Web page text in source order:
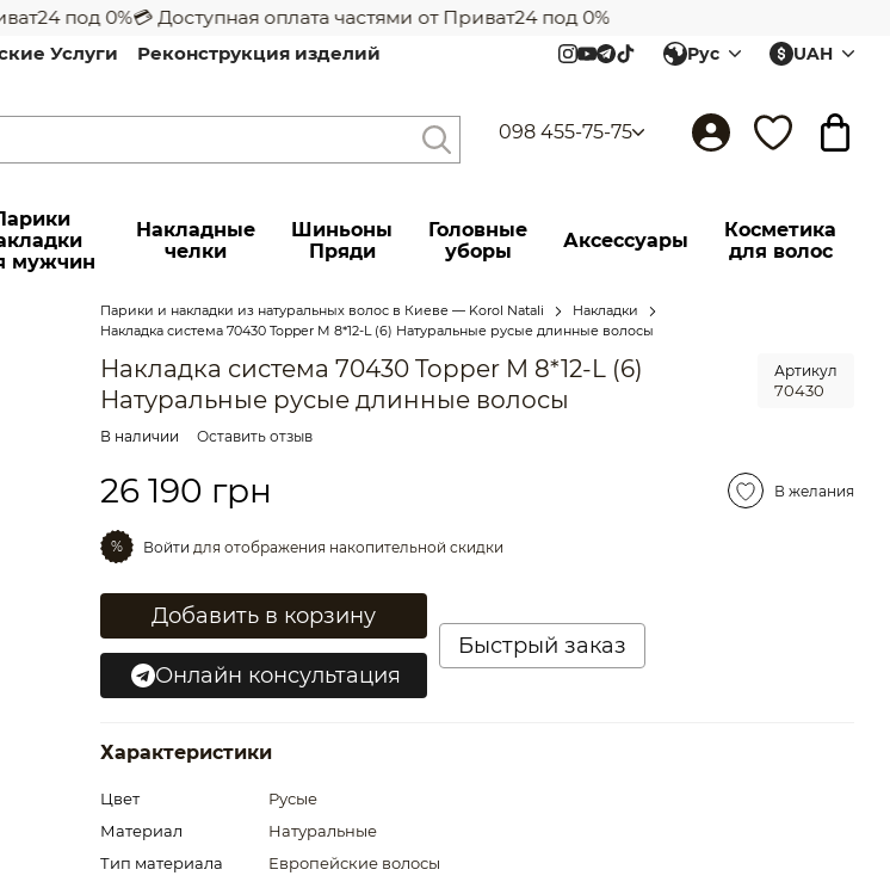
под 0%💳 Доступная оплата частями от Приват24 под 0%
Услуги
Реконструкция изделий
Рус UAH
098 455-75-75
мужчин
Накладные
челки
Шиньоны
Пряди
Головные
уборы
Аксессуары
Косметика
для волос
Парики и накладки из натуральных волос в Киеве — Korol Natali
Накладки
Накладка система 70430 Topper M 8*12-L (6) Натуральные русые длинные волосы
Накладка система 70430 Topper M 8*12-L (6)
Натуральные русые длинные волосы
Артикул
70430
В наличии Оставить отзыв
26 190 грн В желания
% Войти для отображения накопительной скидки
Добавить в корзину
Онлайн консультация
Быстрый заказ
Характеристики
Цвет
Русые
Материал
Натуральные
Тип материала
Европейские волосы